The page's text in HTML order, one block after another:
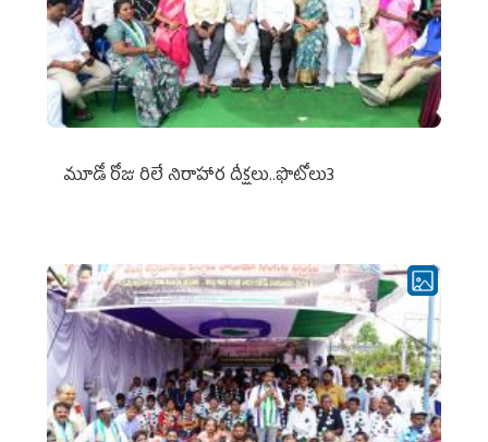
మూడో రోజు రిలే నిరాహార దీక్షలు..ఫొటోలు3